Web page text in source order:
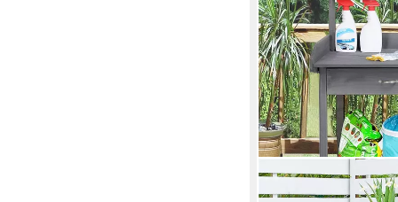
YAHEETECH
Pflanztisch mit